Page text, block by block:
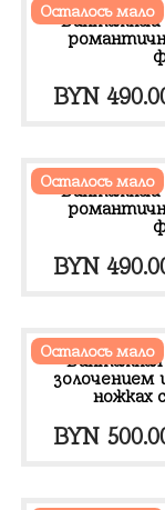
Осталось мало
Винтажный
BYN
Осталось мало
Винтажный
BYN
Осталось мало
золочением
ножках
BYN